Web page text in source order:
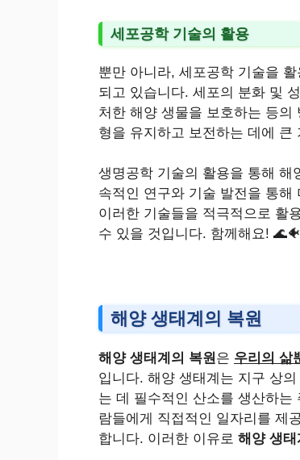
세포공학 기술의 활용
뿐만 아니라, 세포공학 기술을
되고 있습니다. 세포의 분화 및
처한 해양 생물을 보호하는 등
형을 유지하고 보전하는 데에 큰
생명공학 기술의 활용을 통해 해
속적인 연구와 기술 발전을 통
이러한 기술들을 적극적으로 활
수 있을 것입니다. 함께해요!
해양 생태계의 복원
해양 생태계의 복원은 우리의 삶
입니다. 해양 생태계는 지구 상
는 데 필수적인 산소를 생산하
람들에게 직접적인 일자리를 제
합니다. 이러한 이유로 해양 생